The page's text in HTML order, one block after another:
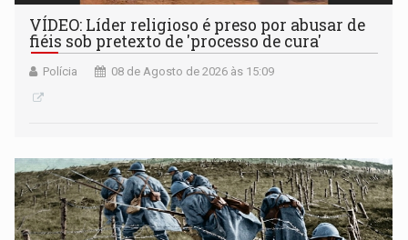
VÍDEO: Líder religioso é preso por abusar de
fiéis sob pretexto de 'processo de cura'
Polícia 08 de Agosto de 2026 às 15:09